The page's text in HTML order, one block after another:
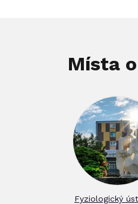
Místa
Fyziologický